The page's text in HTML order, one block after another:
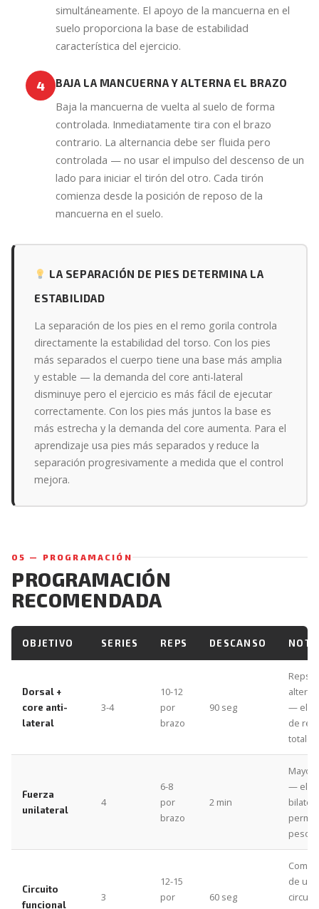
simultáneamente. El apoyo de la mancuerna en el
suelo proporciona la base de estabilidad
característica del ejercicio.
4 BAJA LA MANCUERNA Y ALTERNA EL BRAZO
Baja la mancuerna de vuelta al suelo de forma
controlada. Inmediatamente tira con el brazo
contrario. La alternancia debe ser fluida pero
controlada — no usar el impulso del descenso de un
lado para iniciar el tirón del otro. Cada tirón
comienza desde la posición de reposo de la
mancuerna en el suelo.
LA SEPARACIÓN DE PIES DETERMINA LA
ESTABILIDAD
La separación de los pies en el remo gorila controla
directamente la estabilidad del torso. Con los pies
más separados el cuerpo tiene una base más amplia
y estable — la demanda del core anti-lateral
disminuye pero el ejercicio es más fácil de ejecutar
correctamente. Con los pies más juntos la base es
más estrecha y la demanda del core aumenta. Para el
aprendizaje usa pies más separados y reduce la
separación progresivamente a medida que el control
mejora.
05 — PROGRAMACIÓN
PROGRAMACIÓN
RECOMENDADA
OBJETIVO SERIES REPS DESCANSO NOTA
Dorsal +
core anti-
lateral
3-4
10-12
por
brazo
90 seg
Reps
— el
de
totales
Fuerza
unilateral
4
6-8
por
brazo
2 min
Mayor
— el
peso
Circuito
funcional
3
12-15
por
60 seg
Como
de un